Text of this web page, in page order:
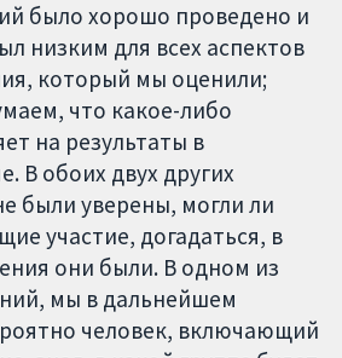
было хорошо проведено и
низким для всех аспектов
который мы оценили;
что какое-либо
на результаты в
В обоих двух других
были уверены, могли ли
участие, догадаться, в
они были. В одном из
мы в дальнейшем
человек, включающий